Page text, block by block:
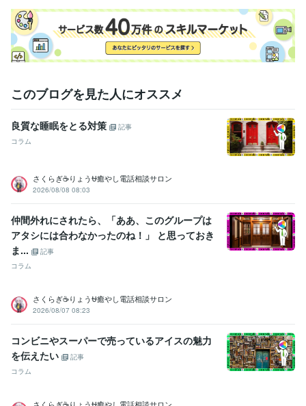
このブログを見た人にオススメ
良質な睡眠をとる対策
記事
コラム
さくらぎ☕りょう⛎癒やし電話相談サロン
2026/08/08 08:03
仲間外れにされたら、「ああ、このグループは
アタシには合わなかったのね！」 と思っておき
ま...
記事
コラム
さくらぎ☕りょう⛎癒やし電話相談サロン
2026/08/07 08:23
コンビニやスーパーで売っているアイスの魅力
を伝えたい
記事
コラム